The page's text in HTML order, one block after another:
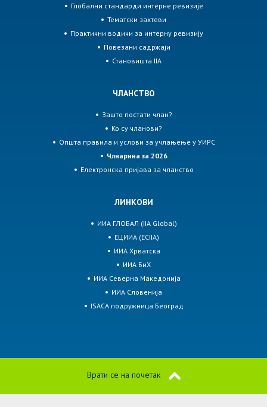
Глобални стандарди интерне ревизије
Тематски захтеви
Практични водичи за интерну ревизију
Повезани садржаји
Становишта IIA
ЧЛАНСТВО
Зашто постати члан?
Ко су чланови?
Општа правила и услови за учлањење у УИРС
Члнарина за 2026
Електронска пријава за чланство
ЛИНКОВИ
ИИА ГЛОБАЛ (IIA Global)
ЕЦИИА (ECIIA)
ИИА Хрватска
ИИА БиХ
ИИА Северна Македонија
ИИА Словенија
ISACA подружница Београд
Врати се на почетак